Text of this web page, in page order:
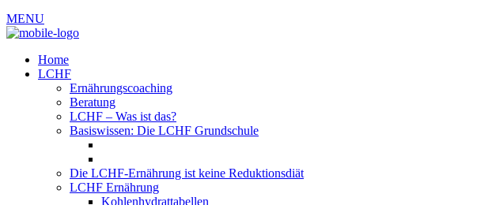
MENU
Home
LCHF
Ernährungscoaching
Beratung
LCHF – Was ist das?
Basiswissen: Die LCHF Grundschule
Die LCHF-Ernährung ist keine Reduktionsdiät
LCHF Ernährung
Kohlenhydrattabellen